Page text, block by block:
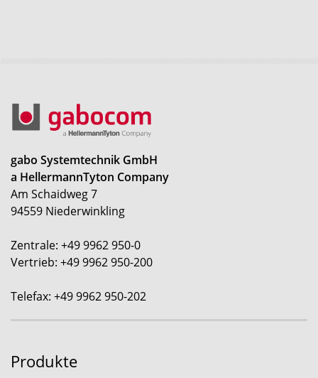
gabo Systemtechnik GmbH
a HellermannTyton Company
Am Schaidweg 7
94559 Niederwinkling
Zentrale: +49 9962 950-0
Vertrieb: +49 9962 950-200
Telefax: +49 9962 950-202
Produkte